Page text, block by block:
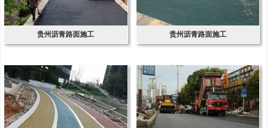
贵州沥青路面施工 贵州沥青路面施工